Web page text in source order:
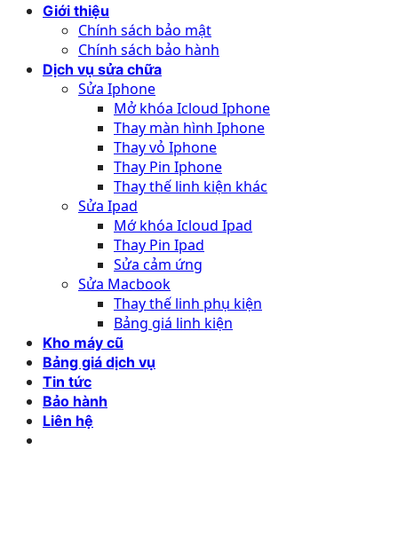
Giới thiệu
Chính sách bảo mật
Chính sách bảo hành
Dịch vụ sửa chữa
Sửa Iphone
Mở khóa Icloud Iphone
Thay màn hình Iphone
Thay vỏ Iphone
Thay Pin Iphone
Thay thế linh kiện khác
Sửa Ipad
Mớ khóa Icloud Ipad
Thay Pin Ipad
Sửa cảm ứng
Sửa Macbook
Thay thế linh phụ kiện
Bảng giá linh kiện
Kho máy cũ
Bảng giá dịch vụ
Tin tức
Bảo hành
Liên hệ